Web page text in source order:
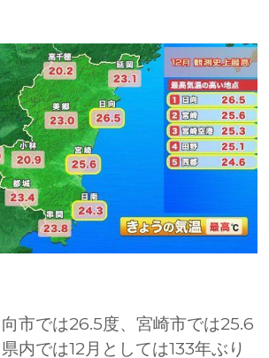
市では26.5度、宮崎市では25.6
内では12月としては133年ぶり